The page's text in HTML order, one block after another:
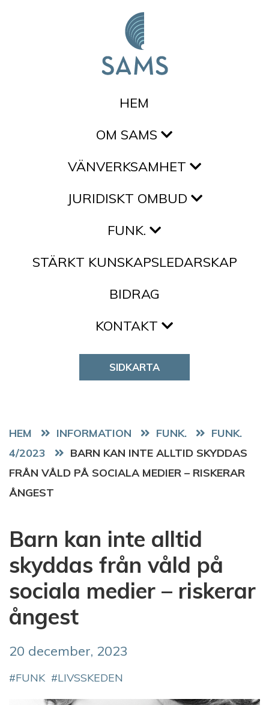
HEM
OM SAMS
VÄNVERKSAMHET
JURIDISKT OMBUD
FUNK.
STÄRKT KUNSKAPSLEDARSKAP
BIDRAG
KONTAKT
SIDKARTA
HEM FUNK.
FUNK.
4/2023
BARN KAN INTE ALLTID SKYDDAS
FRÅN VÅLD PÅ SOCIALA MEDIER – RISKERAR
ÅNGEST
Barn kan inte alltid
skyddas från våld på
sociala medier – riskerar
ångest
20 december, 2023
FUNK LIVSSKEDEN